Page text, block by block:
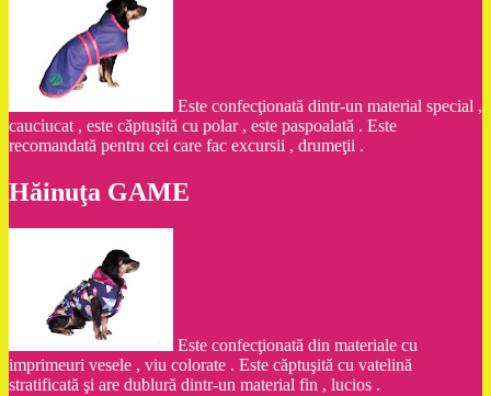
Este confecţionată dintr-un material special ,
cauciucat , este căptuşită cu polar , este paspoalată . Este
recomandată pentru cei care fac excursii , drumeţii .
Hăinuţa GAME
Este confecţionată din materiale cu
imprimeuri vesele , viu colorate . Este căptuşită cu vatelină
stratificată şi are dublură dintr-un material fin , lucios .